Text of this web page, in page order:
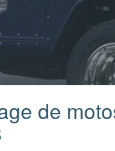
de